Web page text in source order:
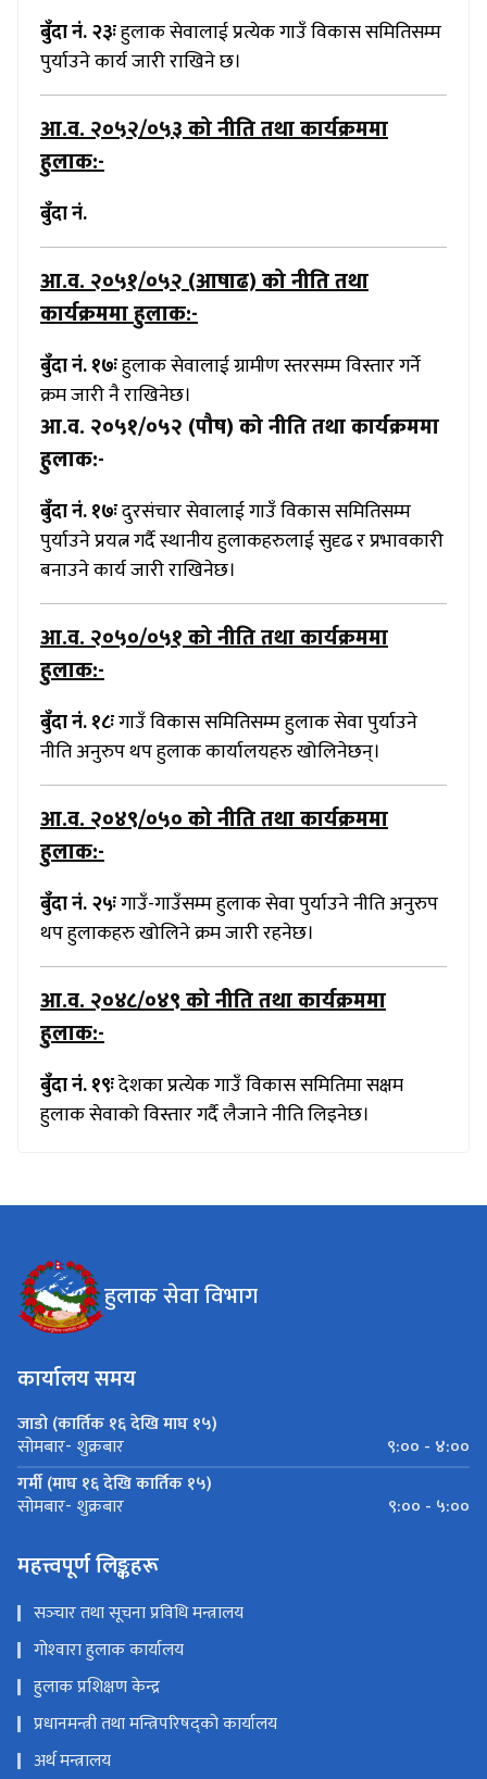
बुँदा नं. २३ःहुलाक सेवालाई प्रत्येक गाउँ विकास समितिसम्म
पुर्याउने कार्य जारी राखिने छ।
आ.व. २०५२/०५३को नीति तथा कार्यक्रममा
हुलाक:-
बुँदा नं.
आ.व. २०५१/०५२ (आषाढ)को नीति तथा
कार्यक्रममा हुलाक:-
बुँदा नं. १७ःहुलाक सेवालाई ग्रामीण स्तरसम्म विस्तार गर्ने
क्रम जारी नै राखिनेछ।
आ.व. २०५१/०५२ (पौष) को नीति तथा कार्यक्रममा
हुलाक:-
बुँदा नं. १७ःदुरसंचार सेवालाई गाउँ विकास समितिसम्म
पुर्याउने प्रयत्न गर्दै स्थानीय हुलाकहरुलाई सुदृढ र प्रभावकारी
बनाउने कार्य जारी राखिनेछ।
आ.व. २०५०/०५१को नीति तथा कार्यक्रममा
हुलाक:-
बुँदा नं. १८ःगाउँ विकास समितिसम्म हुलाक सेवा पुर्याउने
नीति अनुरुप थप हुलाक कार्यालयहरु खोलिनेछन्।
आ.व. २०४९/०५०को नीति तथा कार्यक्रममा
हुलाक:-
बुँदा नं. २५ःगाउँ-गाउँसम्म हुलाक सेवा पुर्याउने नीति अनुरुप
थप हुलाकहरु खोलिने क्रम जारी रहनेछ।
आ.व. २०४८/०४९को नीति तथा कार्यक्रममा
हुलाक:-
बुँदा नं. १९ःदेशका प्रत्येक गाउँ विकास समितिमा सक्षम
हुलाक सेवाको विस्तार गर्दै लैजाने नीति लिइनेछ।
हुलाक सेवा विभाग
कार्यालय समय
जाडो (कार्तिक १६ देखि माघ १५)
सोमबार- शुक्रबार
९:०० - ४:००
गर्मी (माघ १६ देखि कार्तिक १५)
सोमबार- शुक्रबार ९:०० - ५:००
महत्त्वपूर्ण लिङ्कहरू
सञ्‍चार तथा सूचना प्रविधि मन्त्रालय
गोश्‍वारा हुलाक कार्यालय
हुलाक प्रशिक्षण केन्द्र
प्रधानमन्त्री तथा मन्त्रिपरिषद्को कार्यालय
अर्थ मन्त्रालय